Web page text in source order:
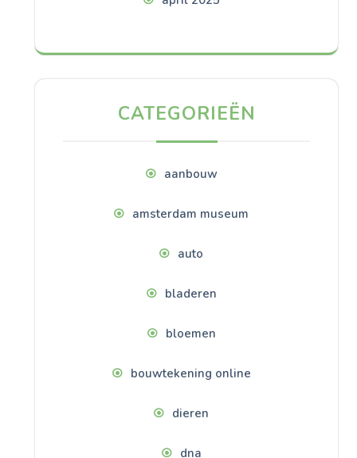
CATEGORIEËN
aanbouw
amsterdam museum
auto
bladeren
bloemen
bouwtekening online
dieren
dna